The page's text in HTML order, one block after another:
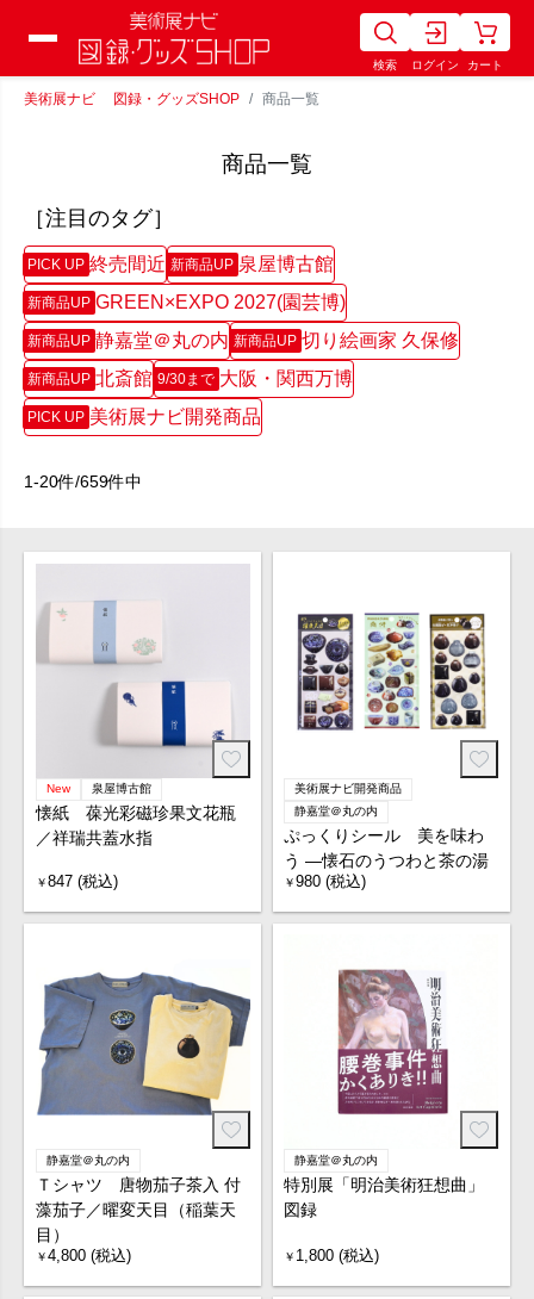
検索 ログイン カート
美術展ナビ 図録・グッズSHOP 商品一覧
商品一覧
［注目のタグ］
PICK UP 終売間近 新商品UP 泉屋博古館
新商品UP GREEN×EXPO 2027(園芸博)
新商品UP 静嘉堂＠丸の内 新商品UP 切り絵画家 久保修
新商品UP 北斎館 9/30まで 大阪・関西万博
PICK UP 美術展ナビ開発商品
1-20件/659件中
New 泉屋博古館
懐紙 葆光彩磁珍果文花瓶
／祥瑞共蓋水指
￥847 (税込)
美術展ナビ開発商品
静嘉堂＠丸の内
ぷっくりシール 美を味わ
う ―懐石のうつわと茶の湯
￥980 (税込)
静嘉堂＠丸の内
Ｔシャツ 唐物茄子茶入 付
藻茄子／曜変天目（稲葉天
目）
￥4,800 (税込)
静嘉堂＠丸の内
特別展「明治美術狂想曲」
図録
￥ 1,800 (税込)